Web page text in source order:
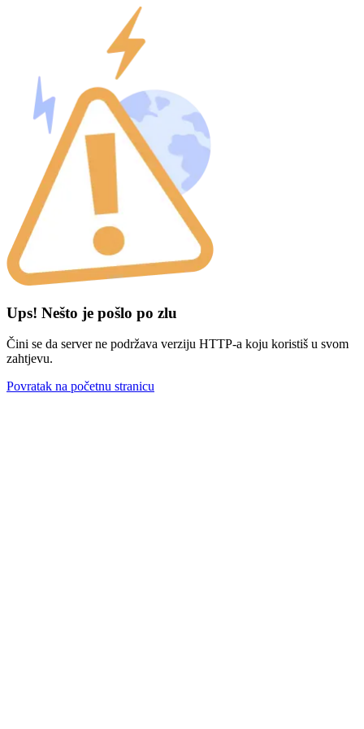
Ups! Nešto je pošlo po zlu
Čini se da server ne podržava verziju HTTP-a koju koristiš u svom
zahtjevu.
Povratak na početnu stranicu